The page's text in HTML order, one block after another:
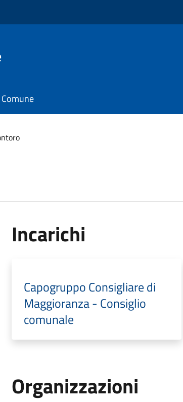
Incarichi
Capogruppo Consigliare di
Maggioranza - Consiglio
comunale
Organizzazioni